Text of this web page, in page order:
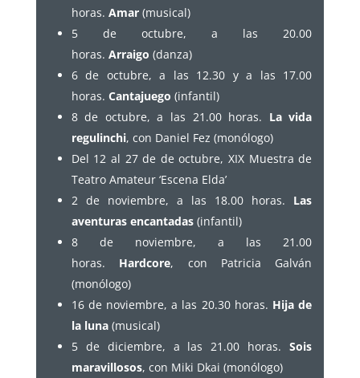
horas. Amar(musical)
5 de octubre, a las 20.00
horas. Arraigo (danza)
6 de octubre, a las 12.30 y a las 17.00
horas. Cantajuego (infantil)
8 de octubre, a las 21.00 horas. La vida
regulinchi, con Daniel Fez (monólogo)
Del 12 al 27 de de octubre, XIX Muestra de
Teatro Amateur ‘Escena Elda’
2 de noviembre, a las 18.00 horas. Las
aventuras encantadas(infantil)
8 de noviembre, a las 21.00
horas. Hardcore, con Patricia Galván
(monólogo)
16 de noviembre, a las 20.30 horas. Hija de
la luna(musical)
5 de diciembre, a las 21.00 horas. Sois
maravillosos, con Miki Dkai (monólogo)